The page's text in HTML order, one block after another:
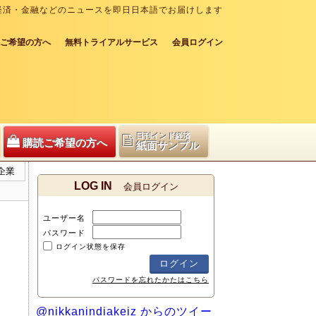
・金融などのニュースを即日日本語でお届けします
希望の方へ 無料トライアルサービス 会員ログイン
購読ご希望の方へ
日刊インド経済
紙面サンプル
業
LOG IN 会員ログイン
ユーザー名
パスワード
ログイン状態を保存
パスワードを忘れたかたはこちら
@nikkanindiakeiz からのツイー